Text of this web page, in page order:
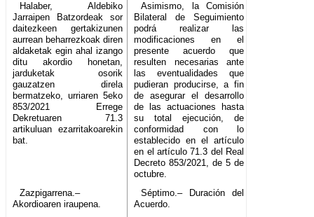
Halaber, Aldebiko
Jarraipen Batzordeak sor
daitezkeen gertakizunen
aurrean beharrezkoak diren
aldaketak egin ahal izango
ditu akordio honetan,
jarduketak osorik
gauzatzen direla
bermatzeko, urriaren 5eko
853/2021 Errege
Dekretuaren 71.3
artikuluan ezarritakoarekin
bat.
Asimismo, la Comisión
Bilateral de Seguimiento
podrá realizar las
modificaciones en el
presente acuerdo que
resulten necesarias ante
las eventualidades que
pudieran producirse, a fin
de asegurar el desarrollo
de las actuaciones hasta
su total ejecución, de
conformidad con lo
establecido en el artículo
en el artículo 71.3 del Real
Decreto 853/2021, de 5 de
octubre.
Zazpigarrena.–
Akordioaren iraupena.
Séptimo.– Duración del
Acuerdo.